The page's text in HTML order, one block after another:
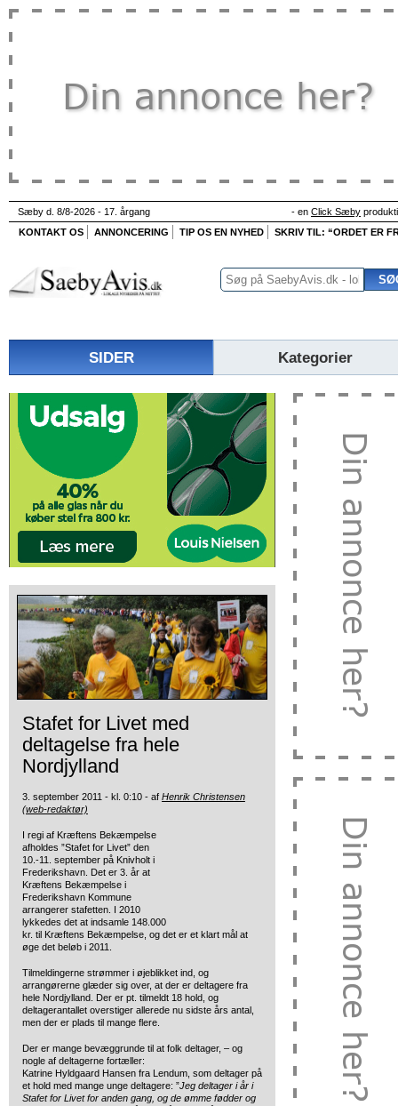
Sæby d. 8/8-2026 - 17. årgang - en Click Sæby
KONTAKT OS
ANNONCERING TIP OS EN NYHED SKRIV TIL: “ORDET ER
SIDER Kategorier
Stafet for Livet med
deltagelse fra hele
Nordjylland
3. september 2011 - kl. 0:10 - af Henrik Christensen
(web-redaktør)
I regi af Kræftens Bekæmpelse
afholdes ”Stafet for Livet” den
10.-11. september på Knivholt i
Frederikshavn. Det er 3. år at
Kræftens Bekæmpelse i
Frederikshavn Kommune
arrangerer stafetten. I 2010
lykkedes det at indsamle 148.000
kr. til Kræftens Bekæmpelse, og det er et klart mål at
øge det beløb i 2011.
Tilmeldingerne strømmer i øjeblikket ind, og
arrangørerne glæder sig over, at der er deltagere fra
hele Nordjylland. Der er pt. tilmeldt 18 hold, og
deltagerantallet overstiger allerede nu sidste års antal,
men der er plads til mange flere.
Der er mange bevæggrunde til at folk deltager, – og
nogle af deltagerne fortæller:
Katrine Hyldgaard Hansen fra Lendum, som deltager på
et hold med mange unge deltagere: ”Jeg deltager i år i
Stafet for Livet for anden gang, og de ømme fødder og